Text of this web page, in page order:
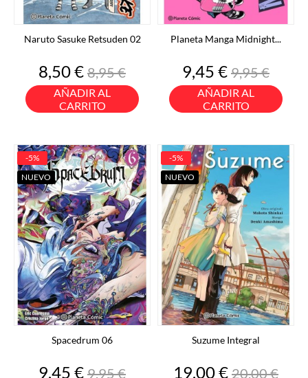
Naruto Sasuke Retsuden 02
Precio
8,50 €Precio
base
8,95 €
AÑADIR AL
CARRITO
Planeta Manga Midnight...
Precio
9,45 €Precio
base
9,95 €
AÑADIR AL
CARRITO
Spacedrum 06
Precio
9,45 €Precio
9,95 €
-5%
NUEVO
Suzume Integral
Precio
19,00 €Precio
20,00 €
-5%
NUEVO